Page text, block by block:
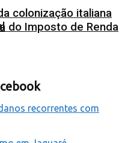
do Imposto de Renda
colonização italiana